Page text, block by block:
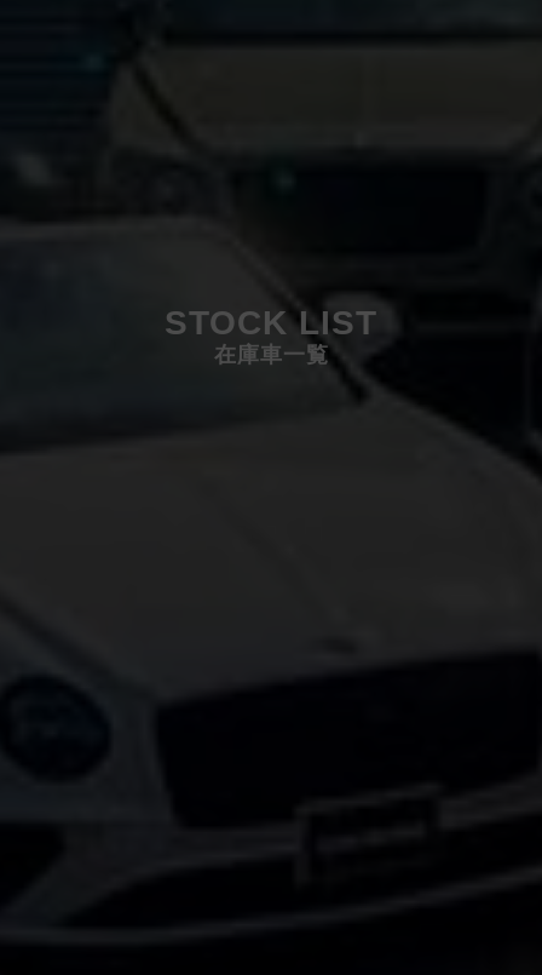
STOCK LIST
在庫車一覧